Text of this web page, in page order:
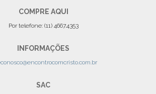
COMPRE AQUI
Por telefone: (11) 4667.4353
INFORMAÇÕES
SAC